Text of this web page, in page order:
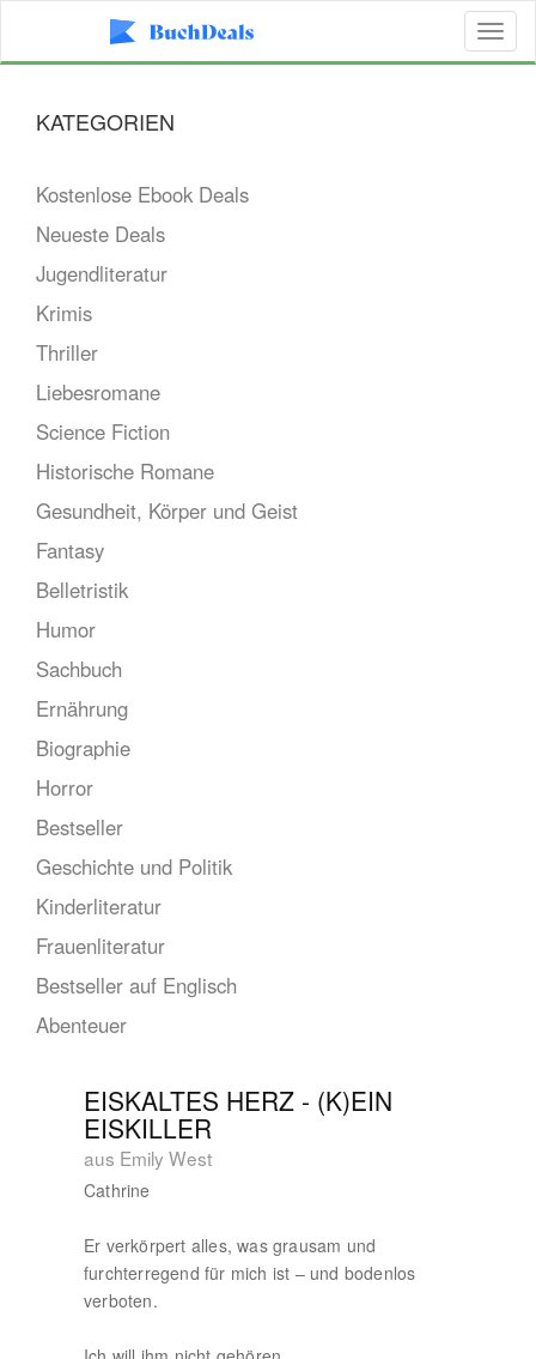
KATEGORIEN
Kostenlose Ebook Deals
Neueste Deals
Jugendliteratur
Krimis
Thriller
Liebesromane
Science Fiction
Historische Romane
Gesundheit, Körper und Geist
Fantasy
Belletristik
Humor
Sachbuch
Ernährung
Biographie
Horror
Bestseller
Geschichte und Politik
Kinderliteratur
Frauenliteratur
Bestseller auf Englisch
Abenteuer
EISKALTES HERZ - (K)EIN
EISKILLER
aus Emily West
Cathrine
Er verkörpert alles, was grausam und
furchterregend für mich ist – und bodenlos
verboten.